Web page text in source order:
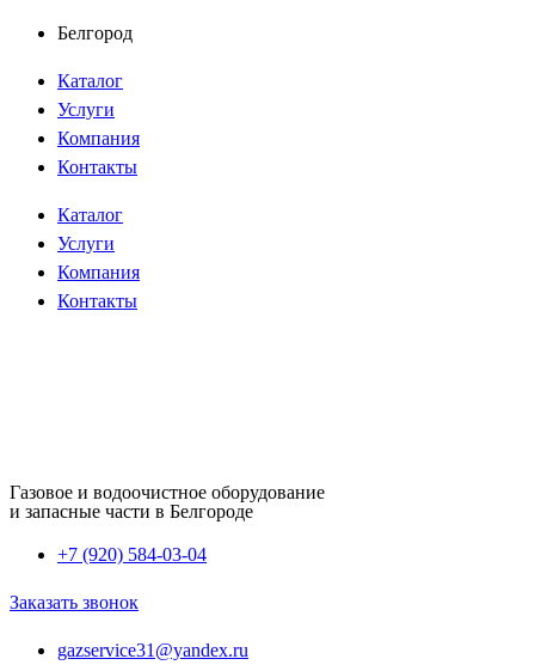
Перейти
содержимому
Белгород
Каталог
Услуги
Компания
Контакты
Каталог
Услуги
Компания
Контакты
Газовое и водоочистное оборудование
и запасные части в Белгороде
+7 (920) 584-03-04
Заказать звонок
gazservice31@yandex.ru